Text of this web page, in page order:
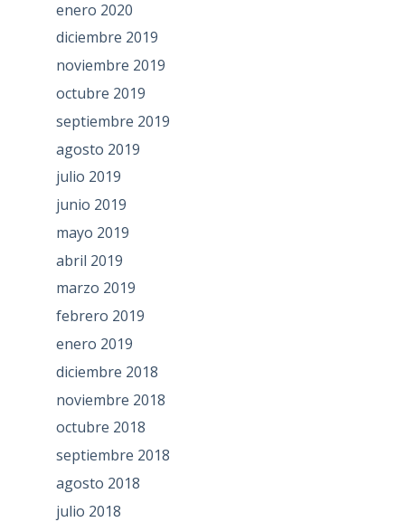
enero 2020
diciembre 2019
noviembre 2019
octubre 2019
septiembre 2019
agosto 2019
julio 2019
junio 2019
mayo 2019
abril 2019
marzo 2019
febrero 2019
enero 2019
diciembre 2018
noviembre 2018
octubre 2018
septiembre 2018
agosto 2018
julio 2018